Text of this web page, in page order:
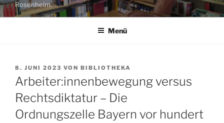
Rosenheim.
Menü
VERÖFFENTLICHT
AM
8. JUNI 2023 VON BIBLIOTHEKA
Arbeiter:innenbewegung versus
Rechtsdiktatur – Die
Ordnungszelle Bayern vor hundert